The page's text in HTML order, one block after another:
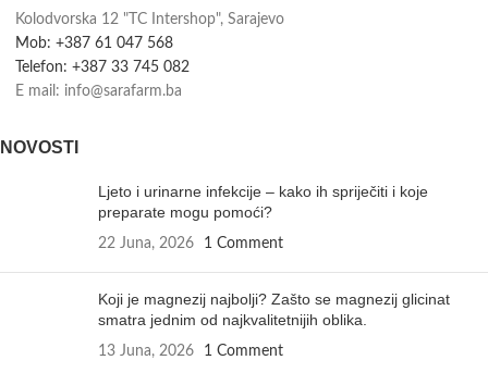
Kolodvorska 12 "TC Intershop", Sarajevo
Mob: +387 61 047 568
Telefon: +387 33 745 082
E mail: info@sarafarm.ba
NOVOSTI
Ljeto i urinarne infekcije – kako ih spriječiti i koje
preparate mogu pomoći?
22 Juna, 2026 1 Comment
Koji je magnezij najbolji? Zašto se magnezij glicinat
smatra jednim od najkvalitetnijih oblika.
13 Juna, 2026 1 Comment